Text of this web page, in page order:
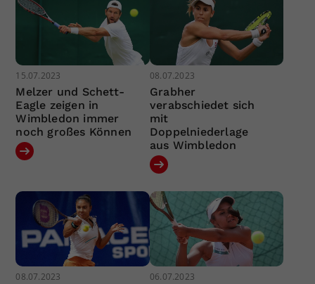
15.07.2023
Melzer und Schett-
Eagle zeigen in
Wimbledon immer
noch großes Können
08.07.2023
Grabher
verabschiedet sich
mit
Doppelniederlage
aus Wimbledon
08.07.2023 06.07.2023